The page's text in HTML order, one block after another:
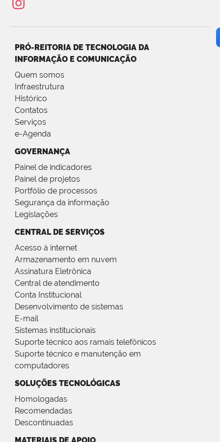
PRÓ-REITORIA DE TECNOLOGIA DA
INFORMAÇÃO E COMUNICAÇÃO
Quem somos
Infraestrutura
Histórico
Contatos
Serviços
e-Agenda
GOVERNANÇA
Painel de indicadores
Painel de projetos
Portfólio de processos
Segurança da informação
Legislações
CENTRAL DE SERVIÇOS
Acesso à internet
Armazenamento em nuvem
Assinatura Eletrônica
Central de atendimento
Conta Institucional
Desenvolvimento de sistemas
E-mail
Sistemas institucionais
Suporte técnico aos ramais telefônicos
Suporte técnico e manutenção em
computadores
SOLUÇÕES TECNOLÓGICAS
Homologadas
Recomendadas
Descontinuadas